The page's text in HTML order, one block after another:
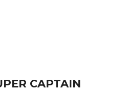
CAPTAIN